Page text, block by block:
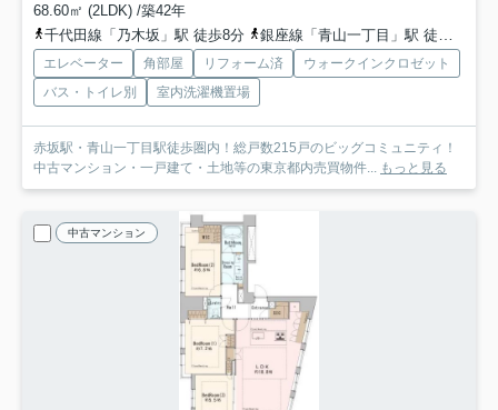
68.60㎡ (2LDK) /築42年
千代田線「乃木坂」駅 徒歩8分
銀座線「青山一丁目」駅 徒歩10分
エレベーター 角部屋 リフォーム済
ウォークインクロゼット
バス・トイレ別
室内洗濯機置場
赤坂駅・青山一丁目駅徒歩圏内！総戸数215戸のビッグコミュニティ！
中古マンション・一戸建て・土地等の東京都内売買物件... もっと見る
中古マンション